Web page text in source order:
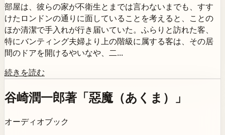
部屋は、彼らの家が不衛生とまでは言わないまでも、すす
けたロンドンの通りに面していることを考えると、ことの
ほか清潔で手入れが行き届いていた。ふらりと訪れた客、
特にバンティング夫婦より上の階級に属する客は、その居
間のドアを開けるやいなや、二...
続きを読む
谷崎潤一郎著「惡魔（あくま）」
オーディオブック